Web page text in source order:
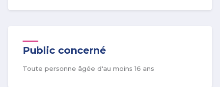
Public concerné
Toute personne âgée d'au moins 16 ans